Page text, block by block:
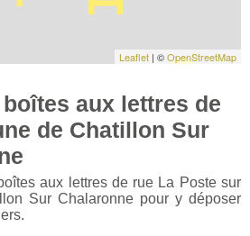
Leaflet | ©OpenStreetMap
aux lettres de
de Chatillon Sur
aux lettres de rue La Poste sur
Sur Chalaronne pour y déposer